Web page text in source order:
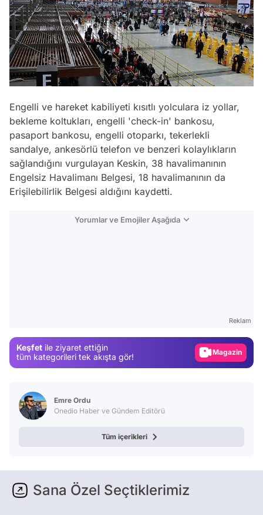
Engelli ve hareket kabiliyeti kısıtlı yolculara iz yollar,
bekleme koltukları, engelli 'check-in' bankosu,
pasaport bankosu, engelli otoparkı, tekerlekli
sandalye, ankesörlü telefon ve benzeri kolaylıkların
sağlandığını vurgulayan Keskin, 38 havalimanının
Engelsiz Havalimanı Belgesi, 18 havalimanının da
Erişilebilirlik Belgesi aldığını kaydetti.
Yorumlar ve Emojiler Aşağıda
Reklam
Keşfet ile ziyaret ettiğin
tüm kategorileri tek akışta gör!
Magazin
Emre Ordu
Onedio Haber ve Gündem Editörü
Tüm içerikleri
Sana Özel Seçtiklerimiz